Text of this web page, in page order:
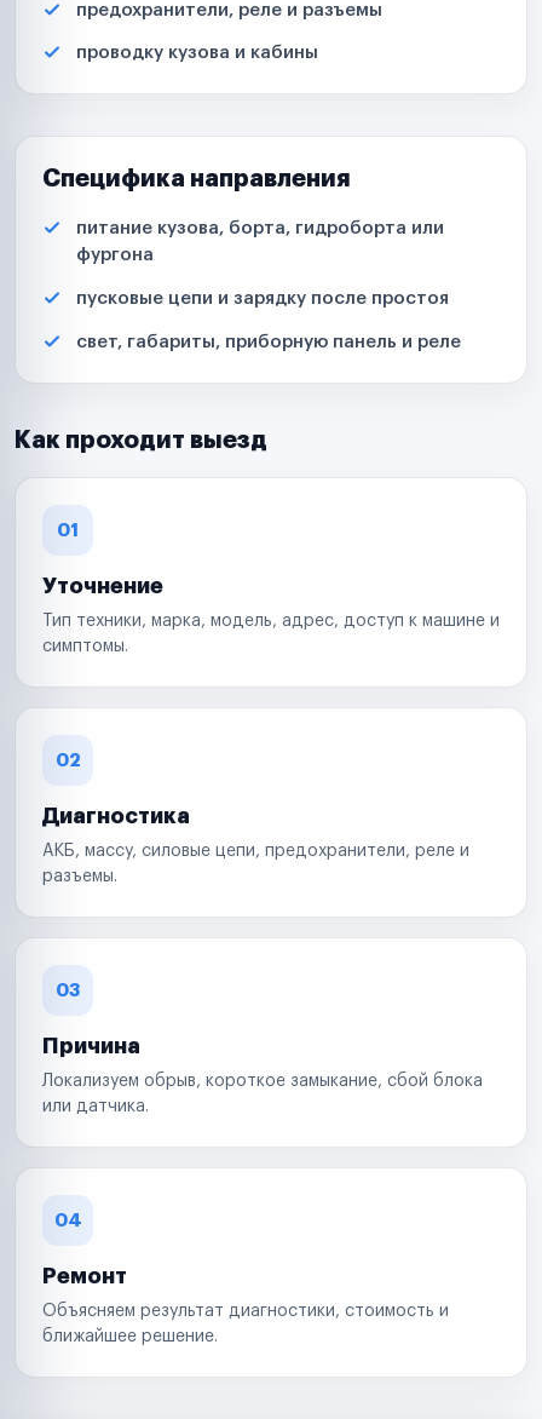
предохранители, реле и разъемы
проводку кузова и кабины
Специфика направления
питание кузова, борта, гидроборта или
фургона
пусковые цепи и зарядку после простоя
свет, габариты, приборную панель и реле
Как проходит выезд
01
Уточнение
Тип техники, марка, модель, адрес, доступ к машине и
симптомы.
02
Диагностика
АКБ, массу, силовые цепи, предохранители, реле и
разъемы.
03
Причина
Локализуем обрыв, короткое замыкание, сбой блока
или датчика.
04
Ремонт
Объясняем результат диагностики, стоимость и
ближайшее решение.